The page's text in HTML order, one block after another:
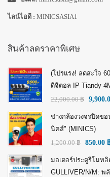
ไลน์ไอดี : MINICSASIA1
สินค้าลดราคาพิเศษ
(โปรแรง! ลดสะใจ
ดิจิตอล IP Tiandy
22,000.00฿
ช่างกล้องวงจรปิดข
นิคส์" (MINICS)
1,200.00฿ 850.00
มอเตอร์ประตูรีโมท
GULLIVER/N/M: พ